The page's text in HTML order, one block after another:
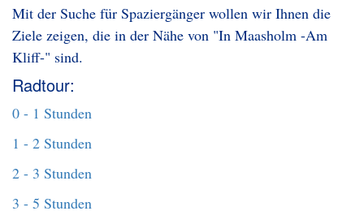
Mit der Suche für Spaziergänger wollen wir Ihnen die
Ziele zeigen, die in der Nähe von "In Maasholm -Am
Kliff-" sind.
Radtour:
0 - 1 Stunden
1 - 2 Stunden
2 - 3 Stunden
3 - 5 Stunden